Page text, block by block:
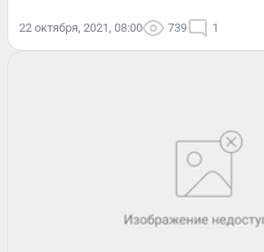
22 октября, 2021, 08:00 739 1